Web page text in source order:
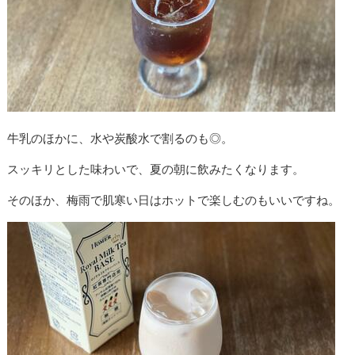
牛乳のほかに、水や炭酸水で割るのも◎。
スッキリとした味わいで、夏の朝に飲みたくなります。
そのほか、梅雨で肌寒い日はホットで楽しむのもいいですね。